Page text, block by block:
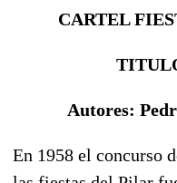
CARTEL
Autores:
En 1958 el concurso